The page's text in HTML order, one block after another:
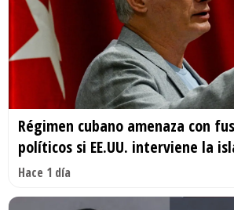
Régimen cubano amenaza con
políticos si EE.UU. interviene la
Hace 1 día